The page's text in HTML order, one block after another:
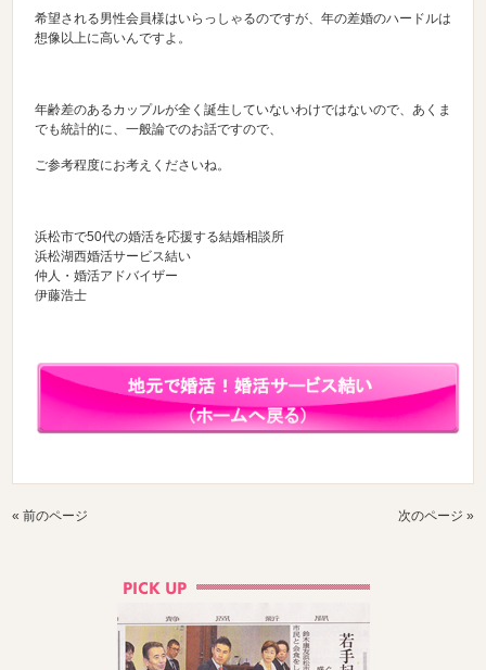
希望される男性会員様はいらっしゃるのですが、年の差婚のハードルは
想像以上に高いんですよ。
年齢差のあるカップルが全く誕生していないわけではないので、あくま
でも統計的に、一般論でのお話ですので、
ご参考程度にお考えくださいね。
浜松市で50代の婚活を応援する結婚相談所
浜松湖西婚活サービス結い
仲人・婚活アドバイザー
伊藤浩士
« 前のページ 次のページ »